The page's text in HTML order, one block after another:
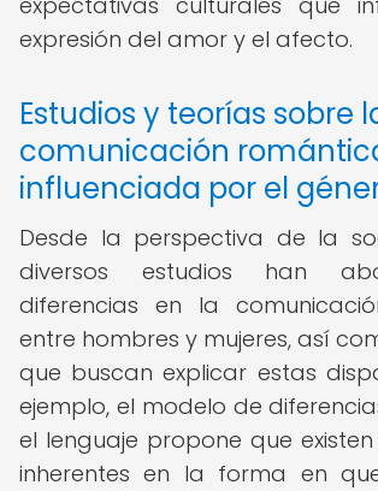
expresión del amor y el afecto.
Estudios y teorías sobre
comunicación
influenciada por el
Desde la perspectiva de la
diversos estudios han
diferencias en la
entre hombres y mujeres, así
que buscan explicar estas
ejemplo, el modelo de
el lenguaje propone que
inherentes en la forma en